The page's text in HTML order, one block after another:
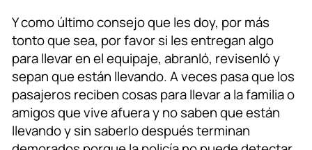
Y como último consejo que les doy, por más
tonto que sea, por favor si les entregan algo
para llevar en el equipaje, abranló, revisenló y
sepan que están llevando. A veces pasa que los
pasajeros reciben cosas para llevar a la familia o
amigos que vive afuera y no saben que están
llevando y sin saberlo después terminan